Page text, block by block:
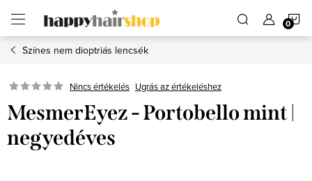
fő
tartalomhoz
Színes nem dioptriás lencsék
Nincs értékelés Ugrás az értékeléshez
MesmerEyez - Portobello mint |
negyedéves